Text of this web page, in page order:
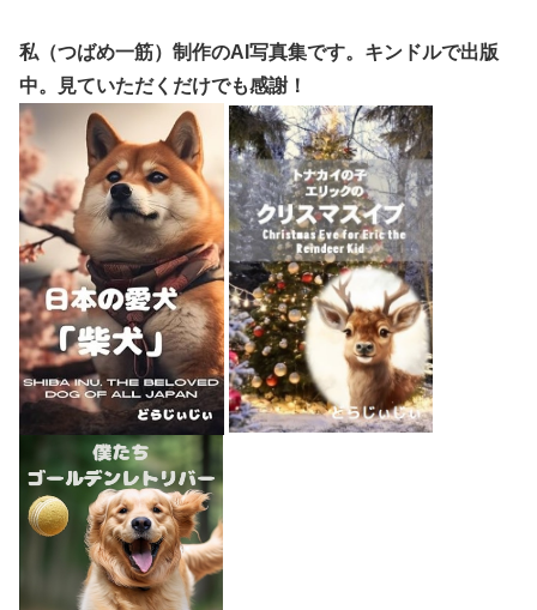
私（つばめ一筋）制作のAI写真集です。キンドルで出版
中。見ていただくだけでも感謝！